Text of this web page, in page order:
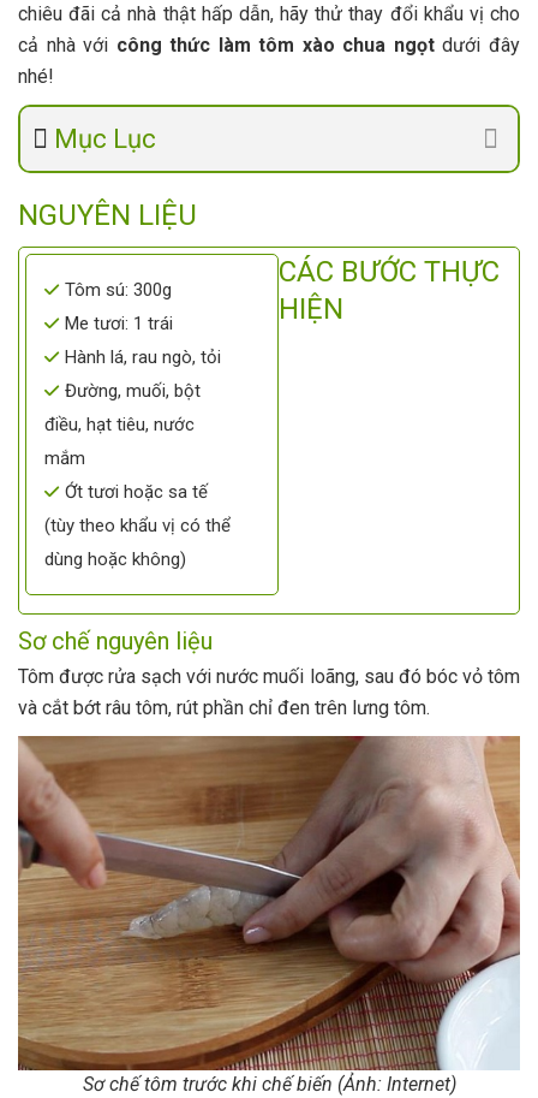
chiêu đãi cả nhà thật hấp dẫn, hãy thử thay đổi khẩu vị cho
cả nhà với công thức làm tôm xào chua ngọtdưới đây
nhé!
Mục Lục
NGUYÊN LIỆU
Tôm sú: 300g
Me tươi: 1 trái
Hành lá, rau ngò, tỏi
Đường, muối, bột
điều, hạt tiêu, nước
mắm
Ớt tươi hoặc sa tế
(tùy theo khẩu vị có thể
dùng hoặc không)
CÁC BƯỚC THỰC
HIỆN
Sơ chế nguyên liệu
Tôm được rửa sạch với nước muối loãng, sau đó bóc vỏ tôm
và cắt bớt râu tôm, rút phần chỉ đen trên lưng tôm.
Sơ chế tôm trước khi chế biến (Ảnh: Internet)